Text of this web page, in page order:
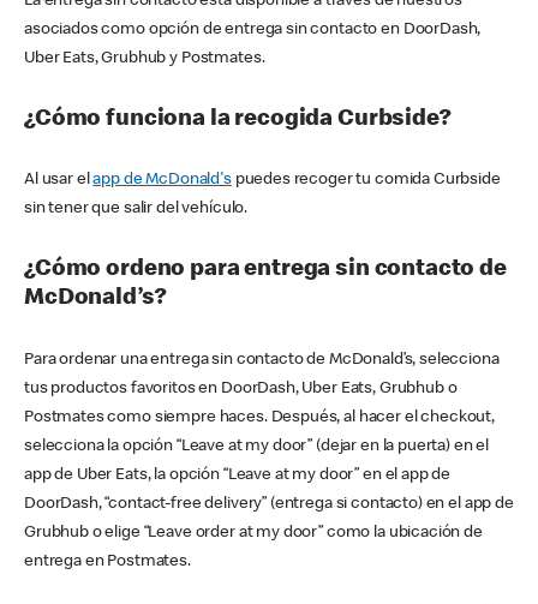
asociados como opción de entrega sin contacto en DoorDash,
Uber Eats, Grubhub y Postmates.
¿Cómo funciona la recogida Curbside?
Al usar elapp de McDonald'spuedes recoger tu comida Curbside
sin tener que salir del vehículo.
¿Cómo ordeno para entrega sin contacto de
McDonald’s?
Para ordenar una entrega sin contacto de McDonald’s, selecciona
tus productos favoritos en DoorDash, Uber Eats, Grubhub o
Postmates como siempre haces. Después, al hacer el checkout,
selecciona la opción “Leave at my door” (dejar en la puerta) en el
app de Uber Eats, la opción “Leave at my door” en el app de
DoorDash, “contact-free delivery” (entrega si contacto) en el app de
Grubhub o elige “Leave order at my door” como la ubicación de
entrega en Postmates.